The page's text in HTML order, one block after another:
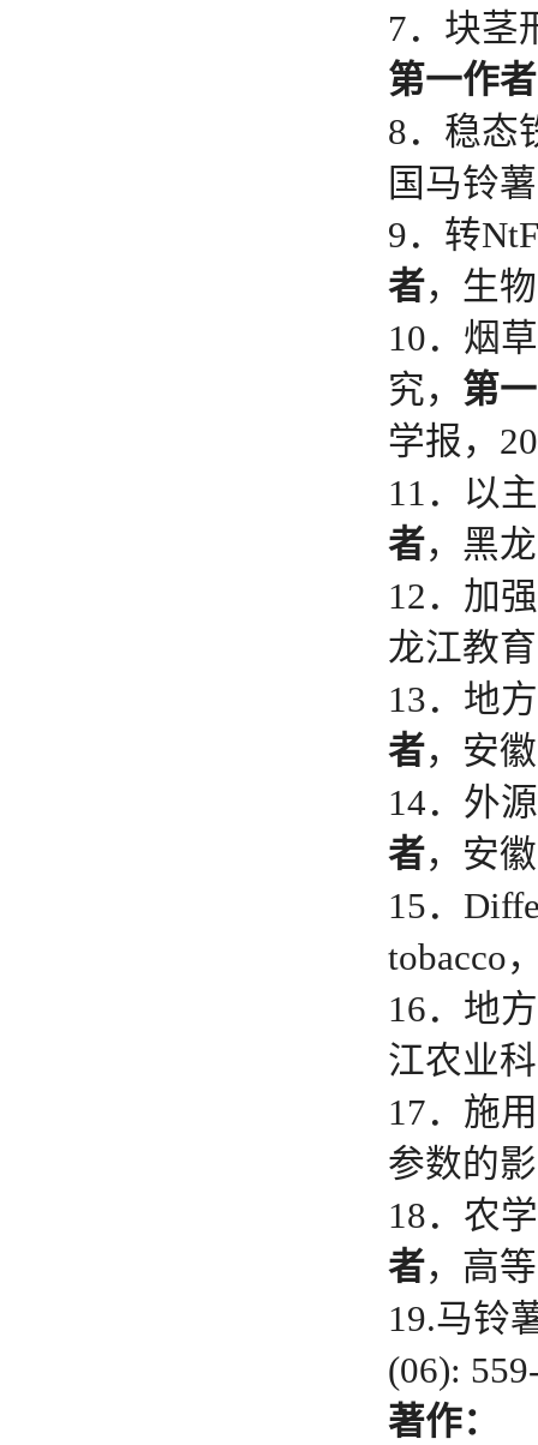
7．块茎
第一作者
8．稳态
国马铃
9．转
者，生
10．烟
究， 第
学报，
11．以
者，黑
12．加
龙江教
13．地
者，安
14．外
者，安
15．
tobacco
16．地
江农业
17．施
参数的
18．农
者，高
19.马铃
(06):
著作：